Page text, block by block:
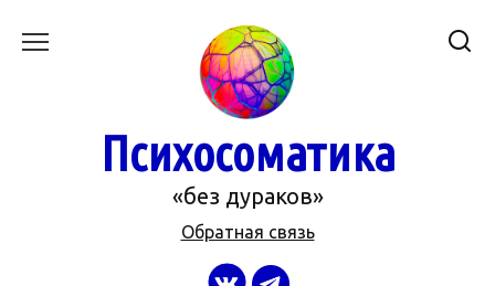
Психосоматика
«без дураков»
Обратная связь